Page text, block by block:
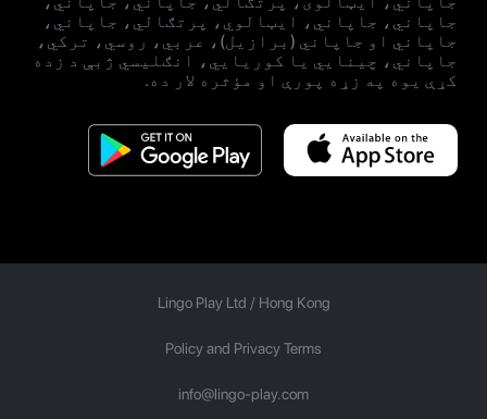
جاپاني، جاپاني، ایټالوي، پرتګالي، جاپاني،
جاپاني او جاپاني (برازيل)، عربي، روسي، ترکي،
جاپاني، چینايي یا کوریايي، انګلیسي ژبې د زده
کړې یوه په زړه پورې او مؤثره لار ده.
Lingo Play Ltd / Hong Kong
Policy and Privacy Terms
info@lingo-play.com